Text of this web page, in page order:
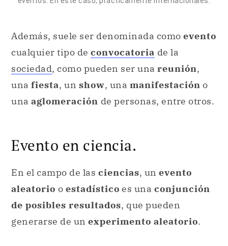
Además, suele ser denominada como evento
cualquier tipo de convocatoria de la
sociedad, como pueden ser una reunión,
una fiesta, un show, una manifestación o
una aglomeración de personas, entre otros.
Evento en ciencia.
En el campo de las ciencias, un evento
aleatorio o estadístico es una conjunción
de posibles resultados, que pueden
generarse de un experimento aleatorio.